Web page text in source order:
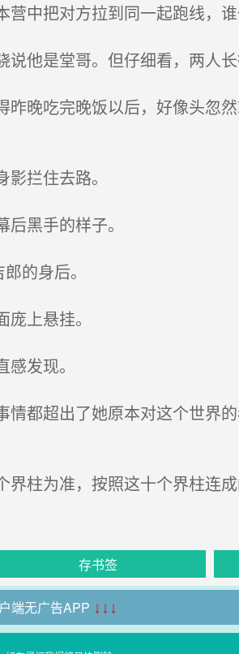
中把对方拉到同一起跑线，谁
他是堂哥。但仔细看，两人长
晚吃完晚饭以后，好像头忽
拦住去路。
黑手的样子。
的身后。
上悬挂。
发现。
都超出了她原本对这个世界
柱为准，按照这十个界柱连成
存书签
端无广告APP ↓↓↓